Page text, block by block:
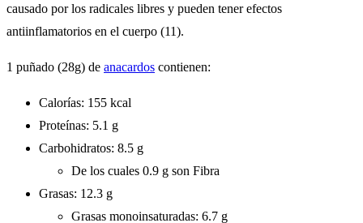
causado por los radicales libres y pueden tener efectos
antiinflamatorios en el cuerpo (11).
1 puñado (28g) de anacardos contienen:
Calorías: 155 kcal
Proteínas: 5.1 g
Carbohidratos: 8.5 g
De los cuales 0.9 g son Fibra
Grasas: 12.3 g
Grasas monoinsaturadas: 6.7 g